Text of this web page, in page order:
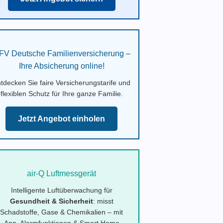
Deutsche Familienversicherung –
Ihre Absicherung online!
Sie faire Versicherungstarife und
flexiblen Schutz für Ihre ganze Familie.
Jetzt Angebot einholen
air-Q Luftmessgerät
Intelligente Luftüberwachung für
Gesundheit & Sicherheit: misst
Schadstoffe, Gase & Chemikalien – mit